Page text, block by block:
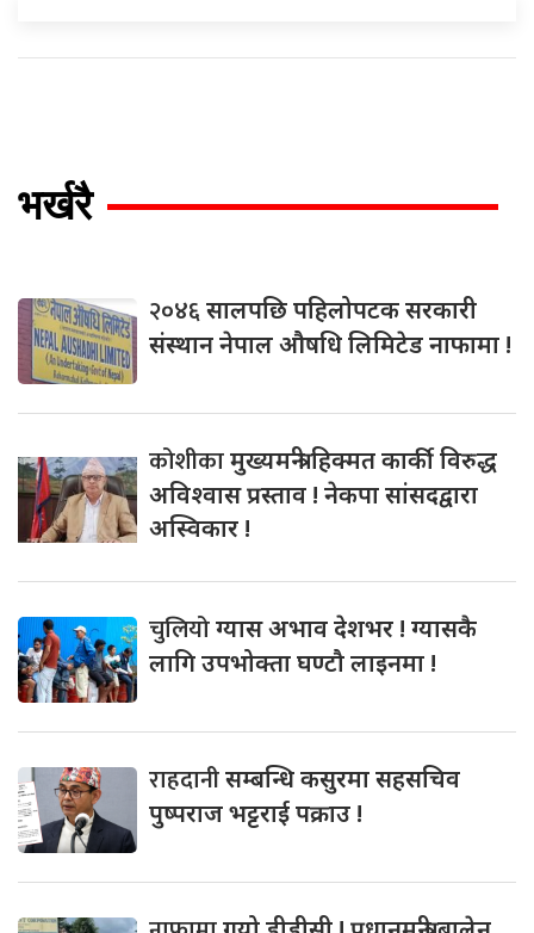
भर्खरै
२०४६सालपछि पहिलोपटक सरकारी
संस्थान नेपाल औषधि लिमिटेड नाफामा !
कोशीकामुख्यमन्त्री हिक्मत कार्की विरुद्ध
अविश्वास प्रस्ताव ! नेकपा सांसदद्वारा
अस्विकार !
चुलियोग्यास अभाव देशभर ! ग्यासकै
लागि उपभोक्ता घण्टौ लाइनमा !
राहदानीसम्बन्धि कसुरमा सहसचिव
पुष्पराज भट्टराई पक्राउ !